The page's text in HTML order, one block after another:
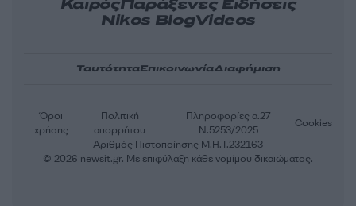
ΚαιρόςΠαράξενες Ειδήσεις
Nikos BlogVideos
ΤαυτότηταΕπικοινωνίαΔιαφήμιση
Αριθμός Πιστοποίησης Μ.Η.Τ.232163
Όροι
χρήσης
Πολιτική
απορρήτου
Πληροφορίες α.27
Ν.5253/2025
Cookies
© 2026 newsit.gr. Με επιφύλαξη κάθε νομίμου δικαιώματος.